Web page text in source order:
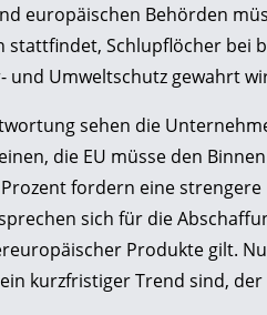
europäischen Behörden
stattfindet, Schlupflöcher bei
und Umweltschutz gewahrt
sehen die
die EU müsse den
Prozent fordern eine
sich für die
Produkte gilt.
kurzfristiger Trend sind,